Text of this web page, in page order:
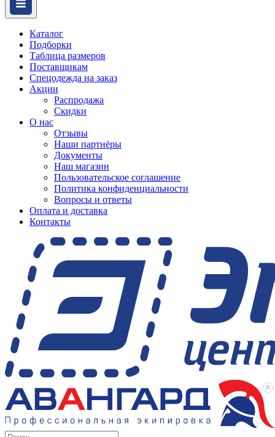
Каталог
Подборки
Таблица размеров
Поставщикам
Спецодежда на заказ
Акции
Распродажа
Скидки
О нас
Отзывы
Наши партнёры
Документы
Наш магазин
Пользовательское соглашение
Политика конфиденциальности
Вопросы и ответы
Оплата и доставка
Контакты